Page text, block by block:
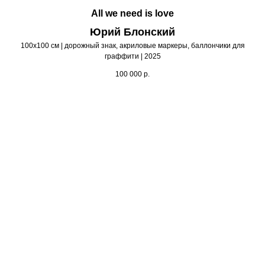
All we need is love
Юрий Блонский
100х100 см | дорожный знак, акриловые маркеры, баллончики для
граффити | 2025
100 000 р.